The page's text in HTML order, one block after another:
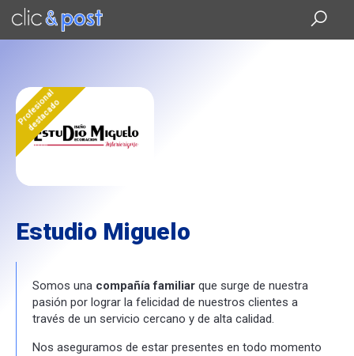
Saltar
contenido
Profesional
destacado
Estudio Miguelo
Somos una compañía familiar que surge de nuestra
pasión por lograr la felicidad de nuestros clientes a
través de un servicio cercano y de alta calidad.
Nos aseguramos de estar presentes en todo momento